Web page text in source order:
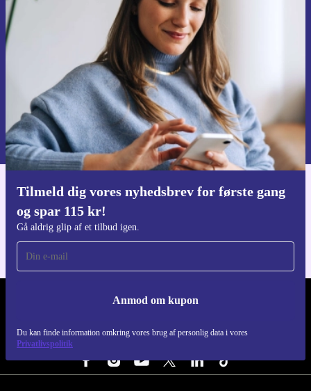
Tilmeld dig vores nyhedsbrev for første gang
og spar 115 kr!
Gå aldrig glip af et tilbud igen.
Anmod om kupon
Du kan finde information omkring vores brug af personlig data i vores
Privatlivspolitik
første gang og spar 115 kr!
Gå aldrig glip af et tilbud igen.
Anmod om kupon
Du kan finde information omkring vores brug af personlig data i vores
Privatlivspolitik
Download refurbed appen
REFURBED DANMARK - RETHINK NEW.
FØLG OS